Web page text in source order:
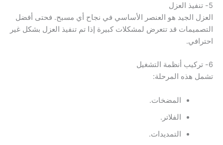
5- تنفيذ العزل
العزل الجيد هو العنصر الأساسي في نجاح أي مسبح. فحتى أفضل
التصميمات قد تتعرض لمشكلات كبيرة إذا تم تنفيذ العزل بشكل غير
احترافي.
6- تركيب أنظمة التشغيل
تشمل هذه المرحلة:
المضخات.
الفلاتر.
التمديدات.